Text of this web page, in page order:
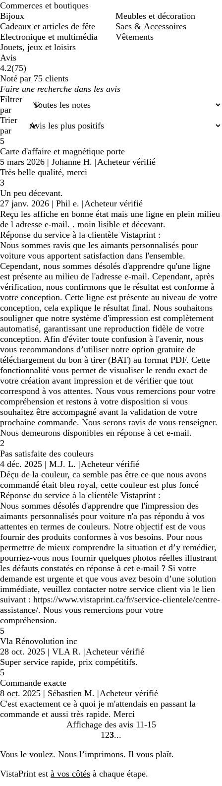
Commerces et boutiques
Bijoux
Cadeaux et articles de fête
Electronique et multimédia
Jouets, jeux et loisirs
Meubles et décoration
Sacs & Accessoires
Vêtements
Avis
4.2(7575
avis
)
Noté par 75 clients
Mes
saisies
de
recherche
Filtrer
par
Trier
par
5
Carte d'affaire et magnétique porte
5 mars 2026 | Johanne H. |Acheteur vérifié
Très belle qualité, merci
3
Un peu décevant.
27 janv. 2026 | Phil e. |Acheteur vérifié
Reçu les affiche en bonne état mais une ligne en plein milieu
de l adresse e-mail. . moin lisible et décevant.
Réponse du service à la clientèle Vistaprint :
Nous sommes ravis que les aimants personnalisés pour
voiture vous apportent satisfaction dans l'ensemble.
Cependant, nous sommes désolés d'apprendre qu'une ligne
est présente au milieu de l'adresse e-mail. Cependant, après
vérification, nous confirmons que le résultat est conforme à
votre conception. Cette ligne est présente au niveau de votre
conception, cela explique le résultat final. Nous souhaitons
souligner que notre système d'impression est complètement
automatisé, garantissant une reproduction fidèle de votre
conception. Afin d'éviter toute confusion à l'avenir, nous
vous recommandons d’utiliser notre option gratuite de
téléchargement du bon à tirer (BAT) au format PDF. Cette
fonctionnalité vous permet de visualiser le rendu exact de
votre création avant impression et de vérifier que tout
correspond à vos attentes. Nous vous remercions pour votre
compréhension et restons à votre disposition si vous
souhaitez être accompagné avant la validation de votre
prochaine commande. Nous serons ravis de vous renseigner.
Nous demeurons disponibles en réponse à cet e-mail.
2
Pas satisfaite des couleurs
4 déc. 2025 | M.J. L. |Acheteur vérifié
Déçu de la couleur, ca semble pas être ce que nous avons
commandé était bleu royal, cette couleur est plus foncé
Réponse du service à la clientèle Vistaprint :
Nous sommes désolés d'apprendre que l'impression des
aimants personnalisés pour voiture n'a pas répondu à vos
attentes en termes de couleurs. Notre objectif est de vous
fournir des produits conformes à vos besoins. Pour nous
permettre de mieux comprendre la situation et d’y remédier,
pourriez-vous nous fournir quelques photos réelles illustrant
les défauts constatés en réponse à cet e-mail ? Si votre
demande est urgente et que vous avez besoin d’une solution
immédiate, veuillez contacter notre service client via le lien
suivant : https://www.vistaprint.ca/fr/service-clientele/centre-
assistance/. Nous vous remercions pour votre
compréhension.
5
Vla Rénovolution inc
28 oct. 2025 | VLA R. |Acheteur vérifié
Super service rapide, prix compétitifs.
5
Commande exacte
8 oct. 2025 | Sébastien M. |Acheteur vérifié
C'est exactement ce à quoi je m'attendais en passant la
commande et aussi très rapide. Merci
Affichage des avis 11-15
Accéder
à
la
page
1 Accéder
la
page
2 Accéder
la
page
3
Vous le voulez. Nous l’imprimons. Il vous plaît.
VistaPrint est à vos côtés à chaque étape.